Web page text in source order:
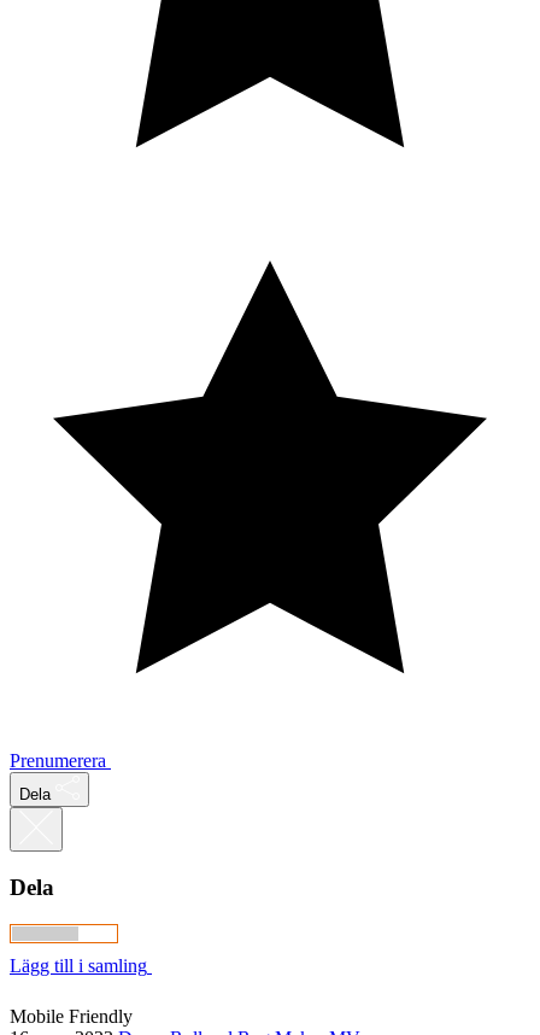
Prenumerera
Dela
Dela
Lägg till i samling
Mobile Friendly